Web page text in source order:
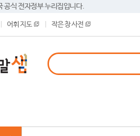
공식 전자정부 누리집입니다.
어휘 지도 작은 창 사전